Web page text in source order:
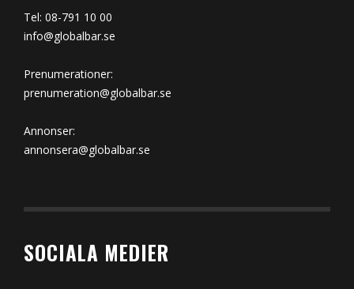
Tel: 08-791 10 00
info@globalbar.se
Prenumerationer:
prenumeration@globalbar.se
Annonser:
annonsera@globalbar.se
SOCIALA MEDIER